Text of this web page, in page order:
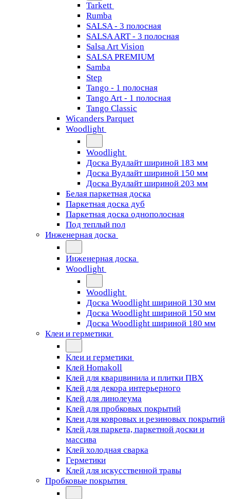
Tarkett
Rumba
SALSA - 3 полосная
SALSA ART - 3 полосная
Salsa Art Vision
SALSA PREMIUM
Samba
Step
Tango - 1 полосная
Tango Art - 1 полосная
Tango Classiс
Wicanders Parquet
Woodlight
Woodlight
Доска Вудлайт шириной 183 мм
Доска Вудлайт шириной 150 мм
Доска Вудлайт шириной 203 мм
Белая паркетная доска
Паркетная доска дуб
Паркетная доска однополосная
Под теплый пол
Инженерная доска
Инженерная доска
Woodlight
Woodlight
Доска Woodlight шириной 130 мм
Доска Woodlight шириной 150 мм
Доска Woodlight шириной 180 мм
Клеи и герметики
Клеи и герметики
Клей Homakoll
Клей для кварцвинила и плитки ПВХ
Клей для декора интерьерного
Клей для линолеума
Клей для пробковых покрытий
Клеи для ковровых и резиновых покрытий
Клей для паркета, паркетной доски и
массива
Клей холодная сварка
Герметики
Клей для искусственной травы
Пробковые покрытия